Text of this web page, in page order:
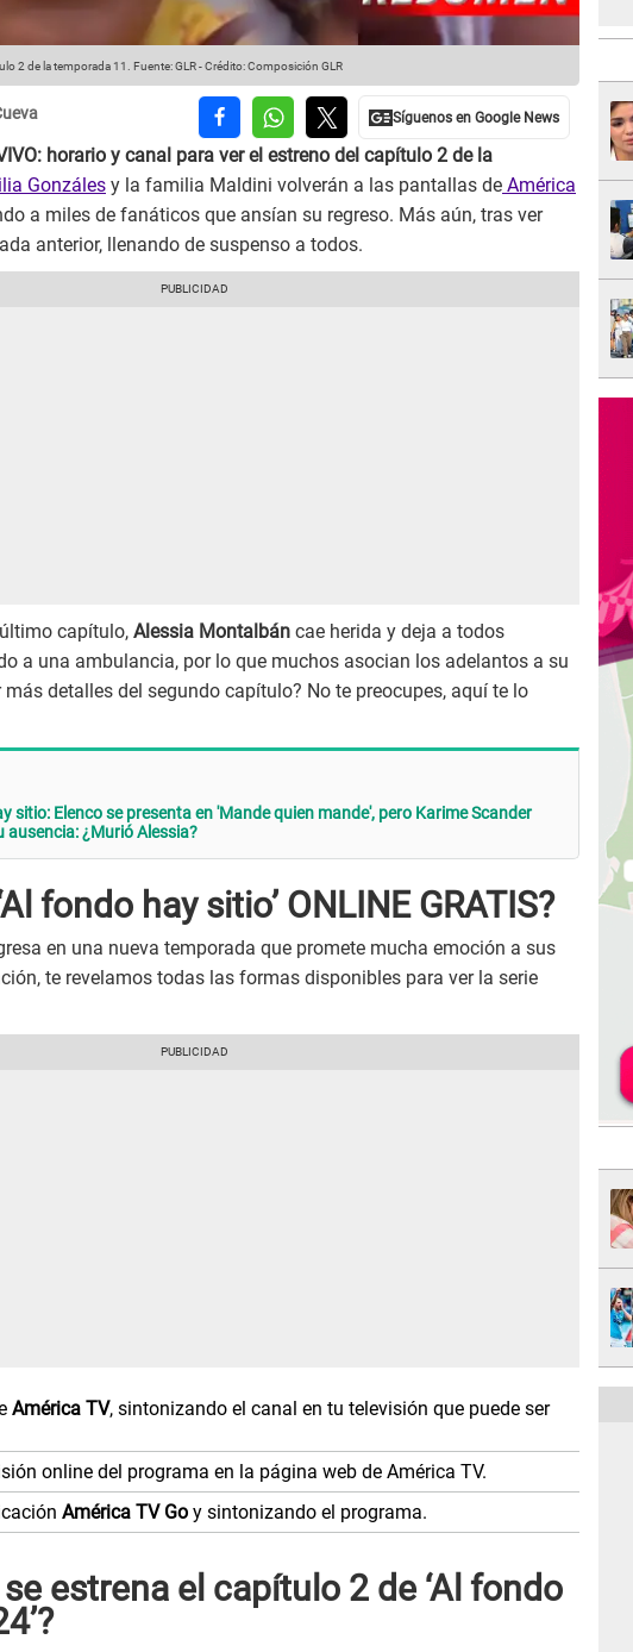
2 de la temporada 11. Fuente: GLR-Crédito: Composición GLR
horario y canal para ver el estreno del capítulo 2 de la
Gonzáles y la familia Maldini volverán a las pantallas de América
a miles de fanáticos que ansían su regreso. Más aún, tras ver
anterior, llenando de suspenso a todos.
capítulo, Alessia Montalbán cae herida y deja a todos
a una ambulancia, por lo que muchos asocian los adelantos a su
más detalles del segundo capítulo? No te preocupes, aquí te lo
sitio: Elenco se presenta en 'Mande quien mande', pero Karime Scander
ausencia: ¿Murió Alessia?
fondo hay sitio’ ONLINE GRATIS?
en una nueva temporada que promete mucha emoción a sus
te revelamos todas las formas disponibles para ver la serie
América TV, sintonizando el canal en tu televisión que puede ser
online del programa en la página web de América TV.
América TV Go y sintonizando el programa.
estrena el capítulo 2 de ‘Al fondo